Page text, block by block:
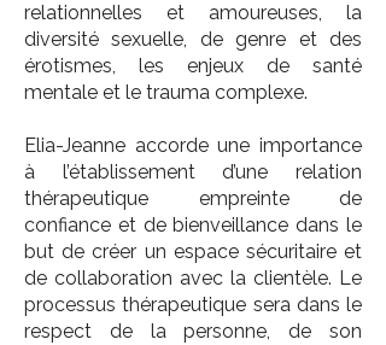
relationnelles et amoureuses, la
diversité sexuelle, de genre et des
érotismes, les enjeux de santé
mentale et le trauma complexe.
Elia-Jeanne accorde une importance
à l’établissement d’une relation
thérapeutique empreinte de
confiance et de bienveillance dans le
but de créer un espace sécuritaire et
de collaboration avec la clientèle. Le
processus thérapeutique sera dans le
respect de la personne, de son